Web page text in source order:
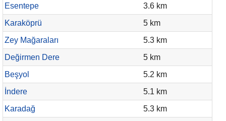
Esentepe
3.6 km
Karaköprü
5 km
Zey Mağaraları
5.3 km
Değirmen Dere
5 km
Beşyol
5.2 km
İndere
5.1 km
Karadağ
5.3 km